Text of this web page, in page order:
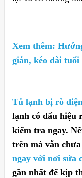
Xem thêm:
giản, kéo dài tuổi
Tủ lạnh bị rò điện
lạnh có dấu hiệu
kiểm tra ngay.
trên mà vẫn
ngay với nơi sửa
gần nhất để kịp